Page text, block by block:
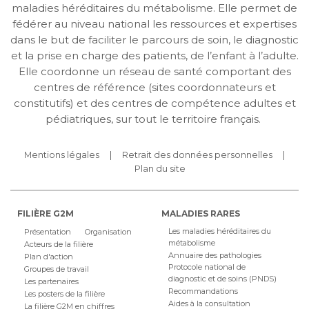
maladies héréditaires du métabolisme. Elle permet de
fédérer au niveau national les ressources et expertises
dans le but de faciliter le parcours de soin, le diagnostic
et la prise en charge des patients, de l’enfant à l’adulte.
Elle coordonne un réseau de santé comportant des
centres de référence (sites coordonnateurs et
constitutifs) et des centres de compétence adultes et
pédiatriques, sur tout le territoire français.
Mentions légales
Retrait des données personnelles
Plan du site
FILIÈRE G2M
Présentation
Organisation
Acteurs de la filière
Plan d'action
Groupes de travail
Les partenaires
Les posters de la filière
La filière G2M en chiffres
MALADIES RARES
Les maladies héréditaires du
métabolisme
Annuaire des pathologies
Protocole national de
diagnostic et de soins (PNDS)
Recommandations
Aides à la consultation